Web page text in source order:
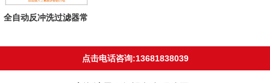
全自动反冲洗过滤器常
点击电话咨询:13681838039